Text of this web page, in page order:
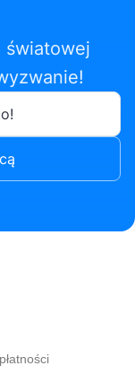
światowej